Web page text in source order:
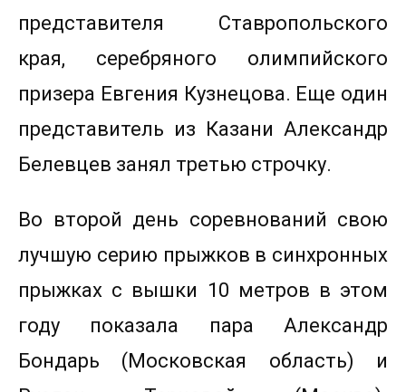
представителя Ставропольского
края, серебряного олимпийского
призера Евгения Кузнецова. Еще один
представитель из Казани Александр
Белевцев занял третью строчку.
Во второй день соревнований свою
лучшую серию прыжков в синхронных
прыжках с вышки 10 метров в этом
году показала пара Александр
Бондарь (Московская область) и